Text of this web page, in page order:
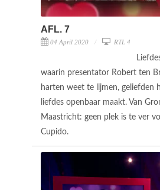
AFL. 7
04 April 2020 RTL 4
waarin presentator Robert ten
harten weet te lijmen, geliefden
liefdes openbaar maakt. Van
Maastricht: geen plek is te ver
Cupido.